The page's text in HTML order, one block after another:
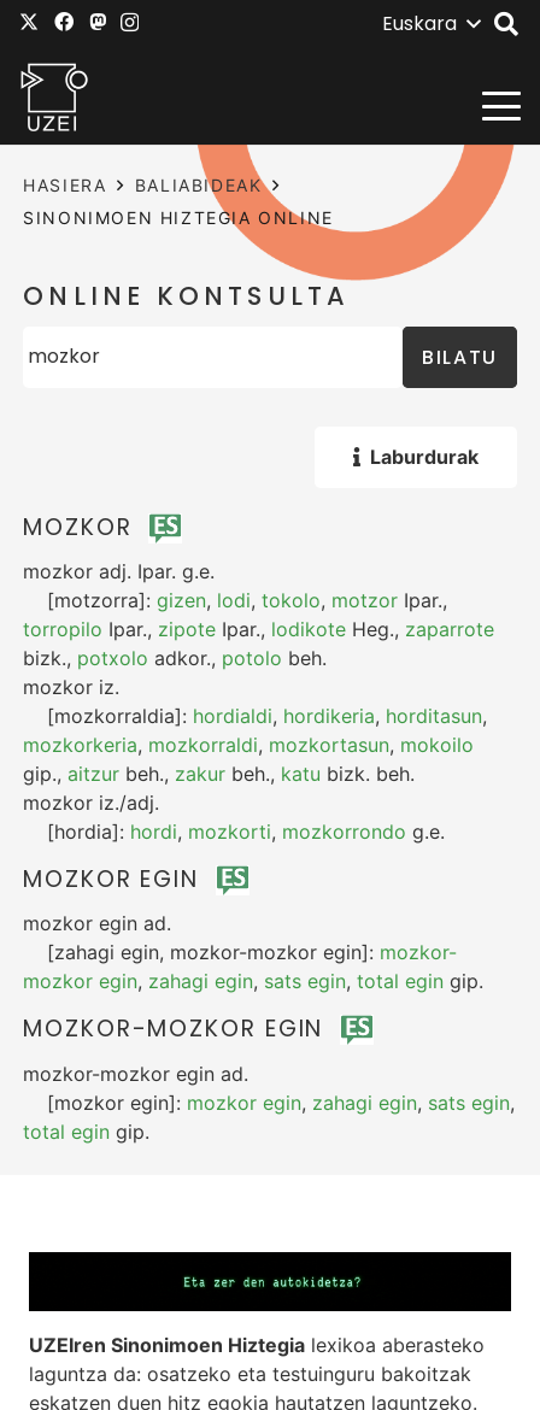
Euskara
HASIERA
BALIABIDEAK
SINONIMOEN HIZTEGIA ONLINE
ONLINE KONTSULTA
BILATU
Laburdurak
MOZKOR
mozkor adj. Ipar. g.e.
[motzorra]:gizen, lodi,tokolo, motzor Ipar.,
torropilo Ipar., zipote Ipar., lodikote Heg., zaparrote
bizk., potxolo adkor., potolo beh.
mozkor iz.
[mozkorraldia]: hordialdi, hordikeria, horditasun,
mozkorkeria, mozkorraldi, mozkortasun, mokoilo
gip.,aitzur beh., zakur beh., katu bizk. beh.
mozkor iz./adj.
[hordia]: hordi, mozkorti, mozkorrondo g.e.
MOZKOR EGIN
mozkor egin ad.
[zahagi egin, mozkor-mozkor egin]: mozkor-
mozkor egin, zahagi egin, sats egin,total egin gip.
MOZKOR-MOZKOR EGIN
mozkor-mozkor egin ad.
[mozkor egin]: mozkor egin, zahagi egin, sats egin,
total egin gip.
UZEIren Sinonimoen Hiztegia lexikoa aberasteko
laguntza da: osatzeko eta testuinguru bakoitzak
eskatzen duen hitz egokia hautatzen laguntzeko.